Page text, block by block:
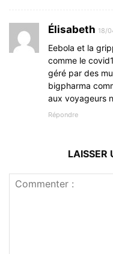
Élisabeth 18/
Eebola et la
comme le
géré par des
bigpharma
aux voyageurs
Répondre
LAISSER